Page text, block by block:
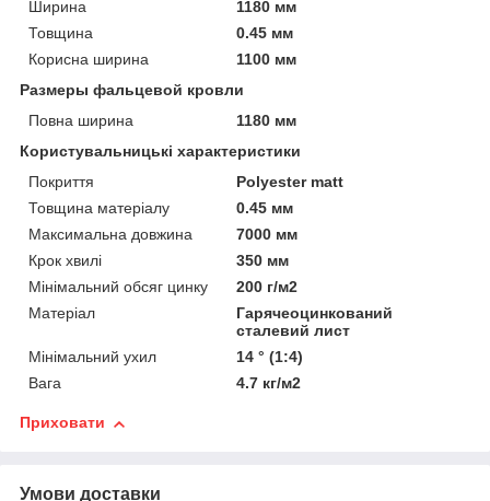
Ширина
1180 мм
Товщина
0.45 мм
Корисна ширина
1100 мм
Размеры фальцевой кровли
Повна ширина
1180 мм
Користувальницькі характеристики
Покриття
Polyester matt
Товщина матеріалу
0.45 мм
Максимальна довжина
7000 мм
Крок хвилі
350 мм
Мінімальний обсяг цинку
200 г/м2
Матеріал
Гарячеоцинкований
сталевий лист
Мінімальний ухил
14 ° (1:4)
Вага
4.7 кг/м2
Приховати
Умови доставки